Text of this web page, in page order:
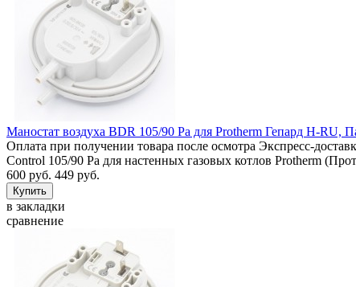
Маностат воздуха BDR 105/90 Pa для Protherm Гепард H-RU,
Оплата при получении товара после осмотра Экспресс-
Control 105/90 Pa для настенных газовых котлов Protherm
600 руб. 449 руб.
в закладки
сравнение